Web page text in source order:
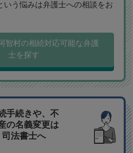
いう悩みは弁護士への相談をお
智村の相続対応可能な弁護
士を探す
手続きや、不
の名義変更は
司法書士へ